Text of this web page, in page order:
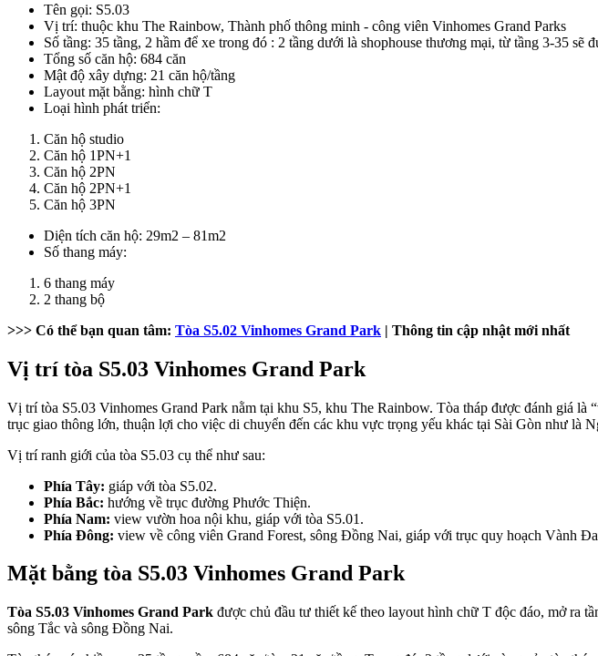
Tên gọi: S5.03
Vị trí: thuộc khu The Rainbow, Thành phố thông minh - công viên Vinhomes Grand Parks
Số tầng: 35 tầng, 2 hầm để xe trong đó : 2 tầng dưới là shophouse thương mại, từ tầng 3-35 sẽ
Tổng số căn hộ: 684 căn
Mật độ xây dựng: 21 căn hộ/tầng
Layout mặt bằng: hình chữ T
Loại hình phát triển:
Căn hộ studio
Căn hộ 1PN+1
Căn hộ 2PN
Căn hộ 2PN+1
Căn hộ 3PN
Diện tích căn hộ: 29m2 – 81m2
Số thang máy:
6 thang máy
2 thang bộ
>>> Có thể bạn quan tâm: Tòa S5.02 Vinhomes Grand Park | Thông tin cập nhật mới nhất
Vị trí tòa S5.03 Vinhomes Grand Park
Vị trí tòa S5.03 Vinhomes Grand Park nằm tại khu S5, khu The Rainbow. Tòa tháp được đánh giá
trục giao thông lớn, thuận lợi cho việc di chuyển đến các khu vực trọng yếu khác tại Sài Gòn như là
Vị trí ranh giới của tòa S5.03 cụ thể như sau:
Phía Tây: giáp với tòa S5.02.
Phía Bắc: hướng về trục đường Phước Thiện.
Phía Nam: view vườn hoa nội khu, giáp với tòa S5.01.
Phía Đông: view về công viên Grand Forest, sông Đồng Nai, giáp với trục quy hoạch Vành
Mặt bằng tòa S5.03 Vinhomes Grand Park
Tòa S5.03 Vinhomes Grand Park được chủ đầu tư thiết kế theo layout hình chữ T độc đáo, mở ra
sông Tắc và sông Đồng Nai.